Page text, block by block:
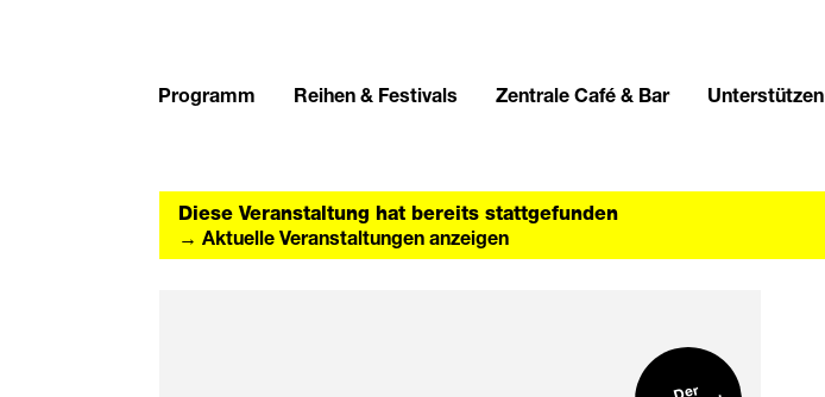
Programm Reihen & Festivals Zentrale Café & Bar Unterstützen
Diese Veranstaltung hat bereits stattgefunden
→ Aktuelle Veranstaltungen anzeigen
Der